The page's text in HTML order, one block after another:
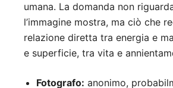
umana. La domanda non
l’immagine mostra, ma ciò che
relazione diretta tra energia e
e superficie, tra vita e
Fotografo: anonimo,